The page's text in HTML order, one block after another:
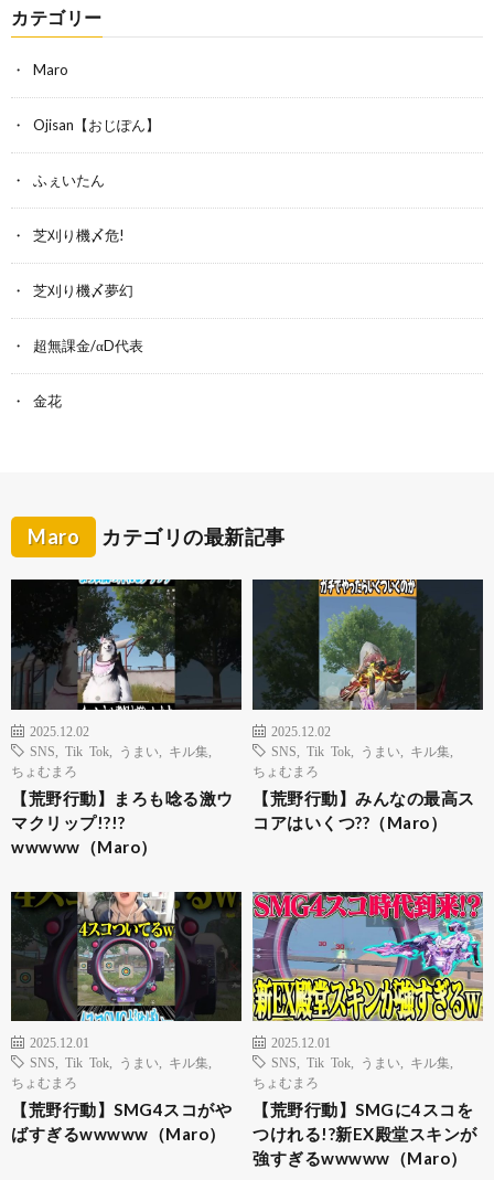
カテゴリー
Maro
Ojisan【おじぽん】
ふぇいたん
芝刈り機〆危!
芝刈り機〆夢幻
超無課金/αD代表
金花
Maro カテゴリの最新記事
2025.12.02
SNS
Tik Tok うまい キル集
ちょむまろ
【荒野行動】まろも唸る激ウ
マクリップ!?!?
wwwww（Maro）
2025.12.02
SNS
Tik Tok うまい キル集
ちょむまろ
【荒野行動】みんなの最高ス
コアはいくつ??（Maro）
2025.12.01
SNS
Tik Tok うまい キル集
ちょむまろ
【荒野行動】SMG4スコがや
ばすぎるwwwww（Maro）
2025.12.01
SNS
Tik Tok うまい キル集
ちょむまろ
【荒野行動】SMGに4スコを
つけれる!?新EX殿堂スキンが
強すぎるwwwww（Maro）